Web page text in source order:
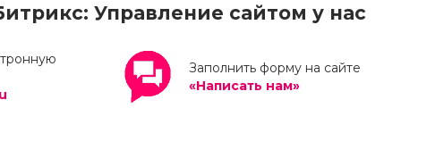
Управление сайтом у нас
Заполнить форму на сайте
«Написать нам»